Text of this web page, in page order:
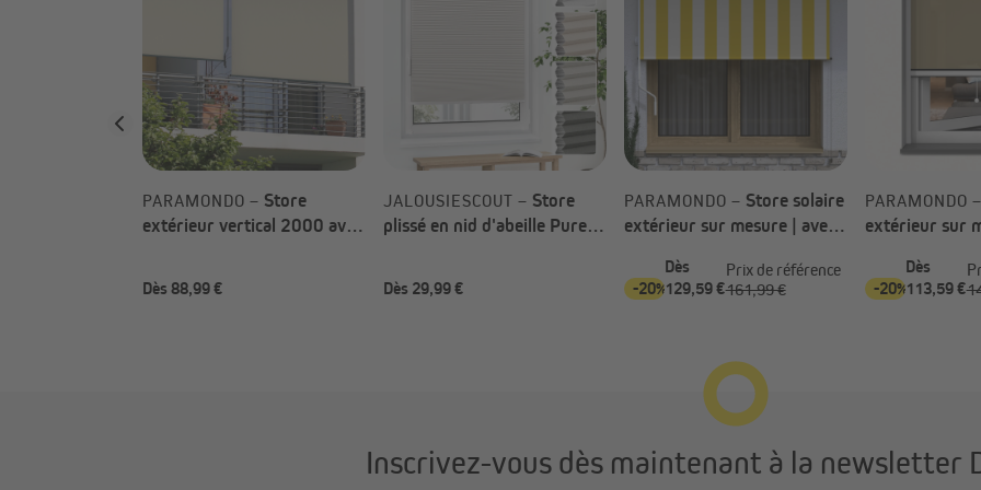
Un vrai bouclier
instantanément une zone de
l’air devient plus respirable, et
même lors des journées les plus
Et parce que le confort passe
PARAMONDO – Store
extérieur vertical 2000 avec
Dès 88,99 €
JALOUSIESCOUT – Store
plissé en nid d'abeille Pure
Dès 29,99 €
PARAMONDO – Store solaire
extérieur sur mesure | avec
-20%
Dès
129,59 €
Prix de référence
161,99 €
PARAMONDO –
extérieur sur
-20%
Dès
113,59 €
Inscrivez-vous dès maintenant à la newsletter